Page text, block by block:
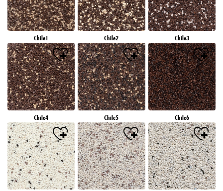
Chile1 Chile2 Chile3
Chile4 Chile5 Chile6